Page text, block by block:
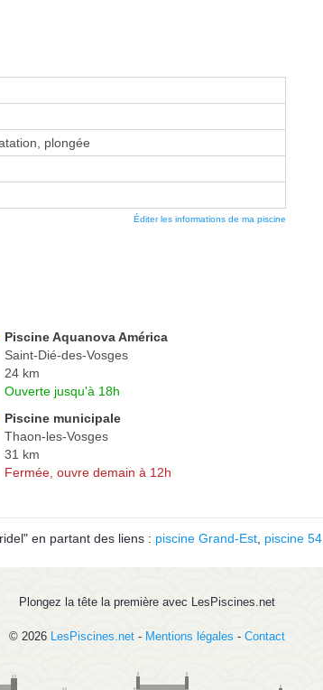
plongée
Éditer les informations de ma piscine
Piscine Aquanova América
Saint-Dié-des-Vosges
24 km
Ouverte jusqu'à 18h
Piscine municipale
Thaon-les-Vosges
31 km
Fermée, ouvre demain à 12h
en partant des liens : piscine Grand-Est piscine 54
Plongez la tête la première avec LesPiscines.net
© 2026 LesPiscines.net - Mentions légales - Contact